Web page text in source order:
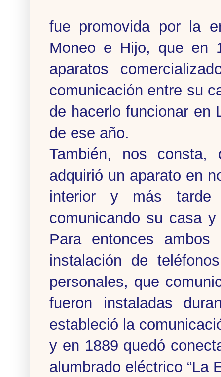
fue promovida por la
Moneo e Hijo, que en
aparatos
comunicación entre su
de hacerlo funcionar en
de ese año.
También, nos
adquirió un aparato en
interior y más
comunicando su casa
Para entonces
instalación de
personales, que
fueron instaladas
estableció la
y en 1889 quedó
alumbrado eléctrico “La